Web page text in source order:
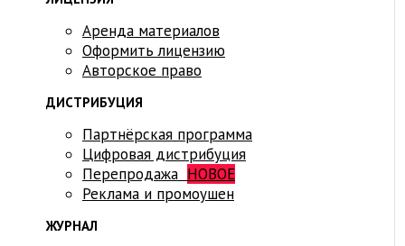
Аренда материалов
Оформить лицензию
Авторское право
ДИСТРИБУЦИЯ
Партнёрская программа
Цифровая дистрибуция
Перепродажа НОВОЕ
Реклама и промоушен
ЖУРНАЛ